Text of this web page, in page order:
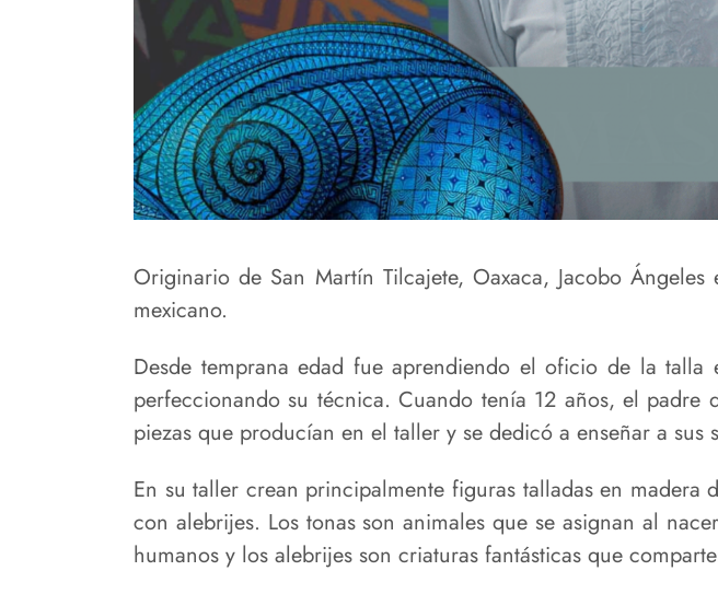
Originario de San Martín Tilcajete, Oaxaca, Jacobo
mexicano.
Desde temprana edad fue aprendiendo el oficio de la
perfeccionando su técnica. Cuando tenía 12 años, el
piezas que producían en el taller y se dedicó a enseñar a
En su taller crean principalmente figuras talladas en
con alebrijes. Los tonas son animales que se asignan al
humanos y los alebrijes son criaturas fantásticas que